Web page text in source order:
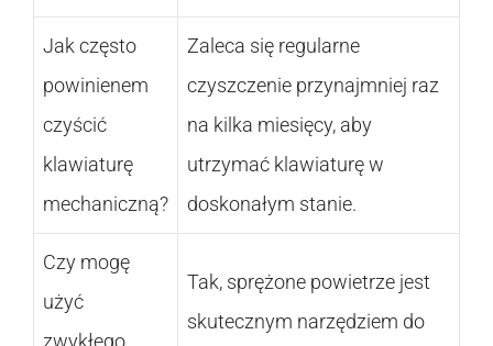
Jak często
powinienem
czyścić
klawiaturę
mechaniczną?
Zaleca się regularne
czyszczenie przynajmniej raz
na kilka miesięcy, aby
utrzymać klawiaturę w
doskonałym stanie.
Czy mogę
użyć
zwykłego
Tak, sprężone powietrze jest
skutecznym narzędziem do